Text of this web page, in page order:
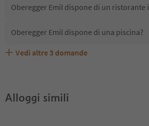
Oberegger Emil dispone di un ristorante
Oberegger Emil dispone di una piscina?
Oberegger Emil accetta animali domestici?
Quali servizi/attività sono disponibili
Gli ospiti di Oberegger Emil ricevono l'Alto
Vedi altre 3 domande
Alloggi simili